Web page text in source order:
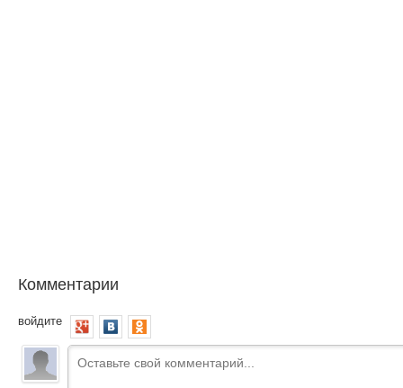
Комментарии
войдите